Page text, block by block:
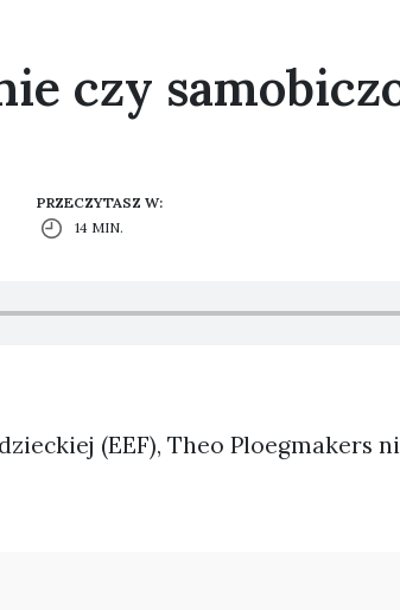
czy
PRZECZYTASZ W:
14 MIN.
(EEF), Theo Ploegmakers